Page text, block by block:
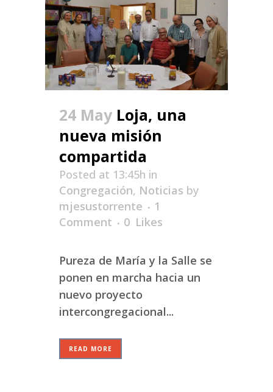
24 May Loja, una
nueva misión
compartida
Posted at 13:45h in
Congregación, Noticias by
mjesustorrente
1
Comment
0 Likes
Pureza de María y la Salle se
ponen en marcha hacia un
nuevo proyecto
intercongregacional...
READ MORE